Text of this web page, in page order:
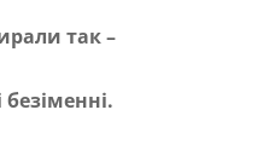
так –
безіменні.